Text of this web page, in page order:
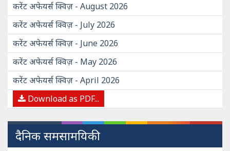
करेंट अफेयर्स क्विज़ - August 2026
करेंट अफेयर्स क्विज़ - July 2026
करेंट अफेयर्स क्विज़ - June 2026
करेंट अफेयर्स क्विज़ - May 2026
करेंट अफेयर्स क्विज़ - April 2026
Download as PDF...
दैनिक समसामयिकी